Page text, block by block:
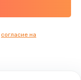
согласие на